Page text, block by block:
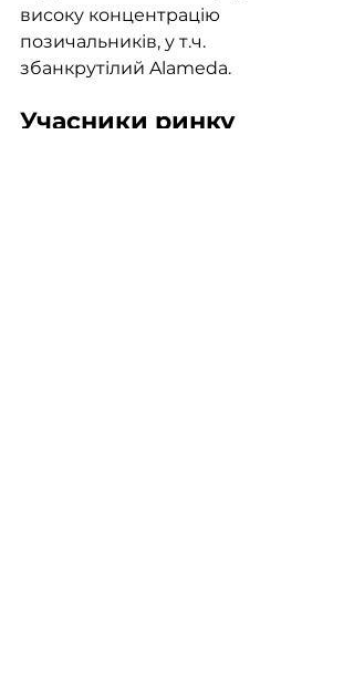
високу концентрацію
позичальників, у т.ч.
збанкрутілий Alameda.
Учасники ринку